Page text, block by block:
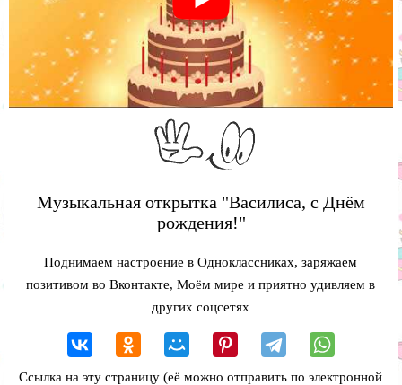
Музыкальная открытка "Василиса, с Днём
рождения!"
Поднимаем настроение в Одноклассниках, заряжаем
позитивом во Вконтакте, Моём мире и приятно удивляем в
других соцсетях
Ссылка на эту страницу (её можно отправить по электронной